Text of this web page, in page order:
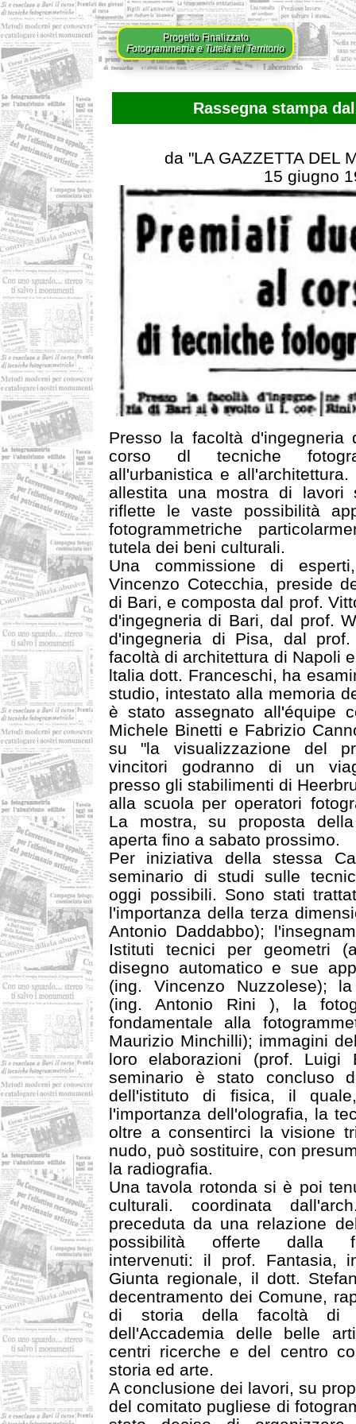
Progetto Finalizzato
Fotogrammetria e Tutela tel Territorio
Rassegna stampa
da "LA GAZZETTA DEL
15 giugno
Presso la facoltà
corso dl tecniche
all'urbanistica e
allestita una mostra di lavori
riflette le vaste possibilità
fotogrammetriche
tutela dei beni culturali.
Una commissione di
Vincenzo Cotecchia, preside
di Bari, e composta dal prof.
d'ingegneria di Bari, dal prof.
d'ingegneria di Pisa, dal
facoltà di architettura di Napoli
ltalia dott. Franceschi, ha
studio, intestato alla memoria
è stato assegnato all'équipe
Michele Binetti e Fabrizio
su "la visualizzazione del
vincitori godranno di un
presso gli stabilimenti di
alla scuola per operatori
La mostra, su proposta
aperta fino a sabato prossimo.
Per iniziativa della stessa
seminario di studi sulle
oggi possibili. Sono stati
l'importanza della terza
Antonio Daddabbo);
Istituti tecnici per geometri
disegno automatico e sue
(ing. Vincenzo Nuzzolese);
(ing. Antonio Rini ), la
fondamentale alla
Maurizio Minchilli); immagini
loro elaborazioni (prof. Luigi
seminario è stato concluso
dell'istituto di fisica, il
l'importanza dell'olografia, la
oltre a consentirci la visione
nudo, può sostituire, con
la radiografia.
Una tavola rotonda si è poi
culturali. coordinata
preceduta da una relazione
possibilità offerte dalla
intervenuti: il prof. Fantasia,
Giunta regionale, il dott.
decentramento dei Comune,
di storia della facoltà di
dell'Accademia delle belle
centri ricerche e del centro
storia ed arte.
A conclusione dei lavori, su
del comitato pugliese di